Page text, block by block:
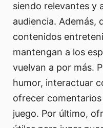
siendo relevantes y
audiencia. Además,
contenidos
mantengan a los
vuelvan a por más.
humor, interactuar
ofrecer
juego. Por último,